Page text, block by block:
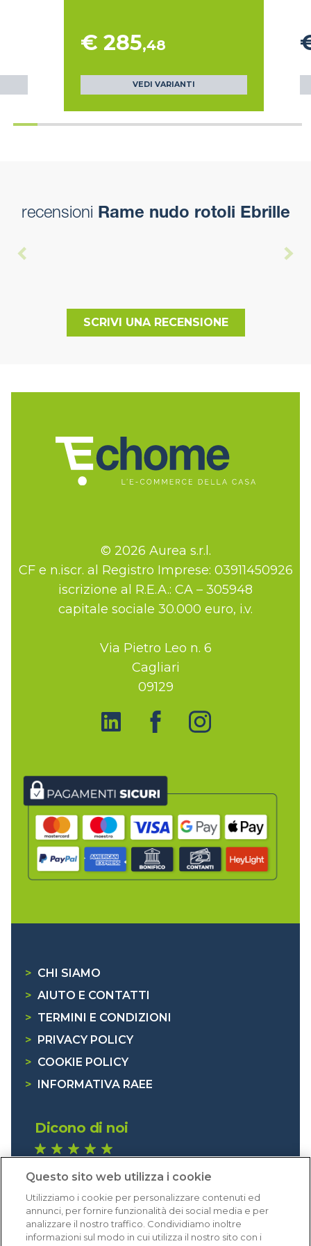
€ 285,48
VEDI VARIANTI
recensioni Rame nudo rotoli Ebrille
SCRIVI UNA RECENSIONE
© 2026 Aurea s.r.l.
CF e n.iscr. al Registro Imprese: 03911450926
iscrizione al R.E.A.: CA – 305948
capitale sociale 30.000 euro, i.v.
Via Pietro Leo n. 6
Cagliari
09129
> CHI SIAMO
> AIUTO E CONTATTI
> TERMINI E CONDIZIONI
>
PRIVACY POLICY
> COOKIE POLICY
>
INFORMATIVA RAEE
Dicono di noi
Eccellente (4,8)
Acquisti verificati
Questo sito web utilizza i cookie
Utilizziamo i cookie per personalizzare contenuti ed
annunci, per fornire funzionalità dei social media e per
analizzare il nostro traffico. Condividiamo inoltre
informazioni sul modo in cui utilizza il nostro sito con i